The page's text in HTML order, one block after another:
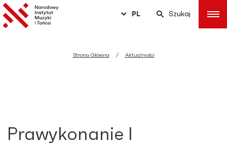
PL Szukaj
Strona Główna Aktualności
Prawykonanie I